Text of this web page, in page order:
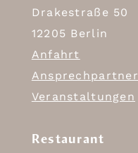
Drakestraße 50
12205 Berlin
Anfahrt
Ansprechpartner
Veranstaltungen
Restaurant